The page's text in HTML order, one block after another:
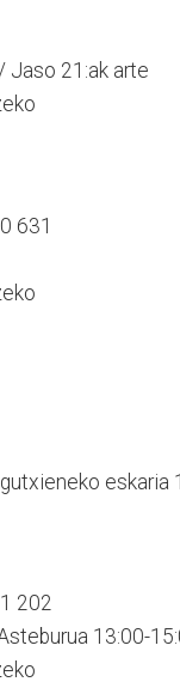
Jaso 21:ak arte
631
eskaria
202
13:00-